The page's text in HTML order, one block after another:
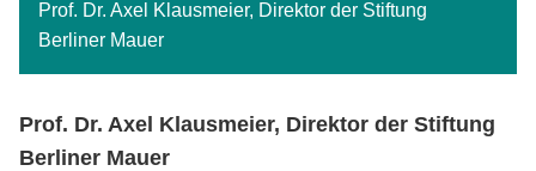
Prof. Dr. Axel Klausmeier, Direktor der Stiftung
Berliner Mauer
Prof. Dr. Axel Klausmeier, Direktor der Stiftung
Berliner Mauer